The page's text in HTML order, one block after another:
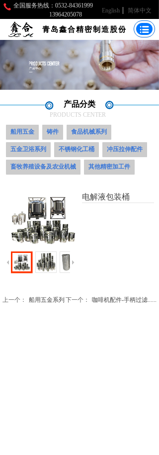
PRODUCTS CENTER
全国服务热线：0532-84361999
13964205078
English 简体中文
产品分类
青岛鑫合精密制造股份
船用五金 铸件 食品机械系列
五金卫浴系列 不锈钢化工桶 冲压拉伸配件
畜牧养殖设备及农业机械 其他精密加工件
电解液包装桶
上一个： 船用五金系列 下一个： 咖啡机配件-手柄过滤......